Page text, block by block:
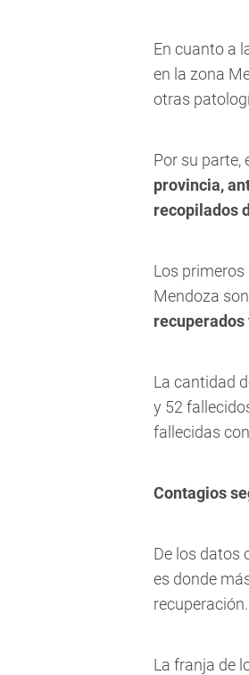
En cuanto a
en la zona
otras
Por su parte,
provincia,
recopilados
Los primeros
Mendoza
La cantidad
y 52
fallecidas
Contagios
De los datos
es donde
La franja de